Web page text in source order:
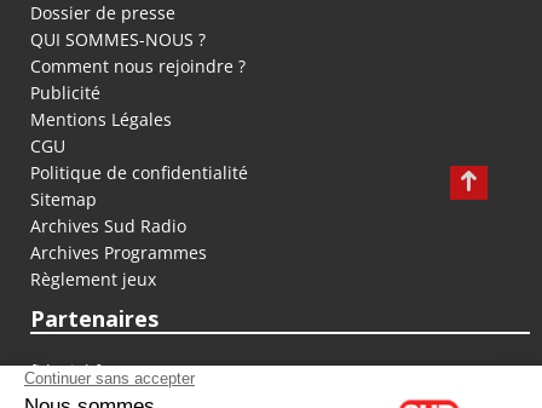
Dossier de presse
QUI SOMMES-NOUS ?
Comment nous rejoindre ?
Publicité
Mentions Légales
CGU
Politique de confidentialité
Sitemap
Archives Sud Radio
Archives Programmes
Règlement jeux
Partenaires
fiducial.fr
lyoncapitale.fr